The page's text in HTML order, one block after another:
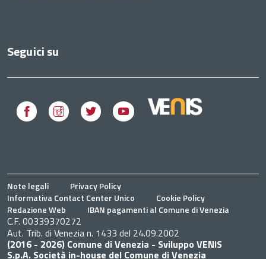
Seguici su
Facebook Instagram Twitter Youtube
Note legali
Privacy Policy
Informativa Contact Center Unico
Cookie Policy
Redazione Web
IBAN pagamenti al Comune di Venezia
C.F. 00339370272
Aut. Trib. di Venezia n. 1433 del 24.09.2002
(2016 - 2026) Comune di Venezia - Sviluppo VENIS
S.p.A. Società in-house del Comune di Venezia